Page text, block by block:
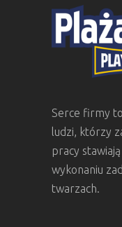
Serce firmy
ludzi, którzy
pracy
wykonaniu
twarzach.